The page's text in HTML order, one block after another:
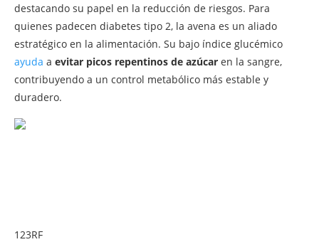
destacando su papel en la reducción de riesgos. Para
quienes padecen diabetes tipo 2, la avena es un aliado
estratégico en la alimentación. Su bajo índice glucémico
ayuda a evitar picos repentinos de azúcar en la sangre,
contribuyendo a un control metabólico más estable y
duradero.
123RF